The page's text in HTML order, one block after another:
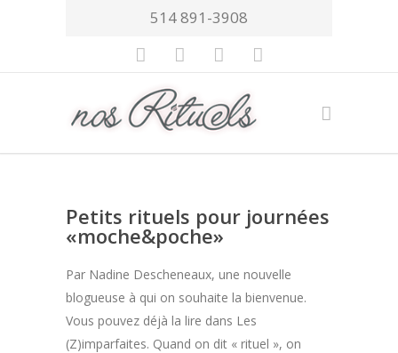
514 891-3908
Petits rituels pour journées
«moche&poche»
Par Nadine Descheneaux, une nouvelle
blogueuse à qui on souhaite la bienvenue.
Vous pouvez déjà la lire dans Les
(Z)imparfaites. Quand on dit « rituel », on